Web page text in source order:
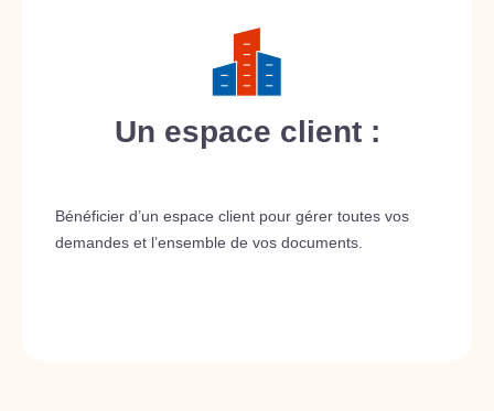
Un espace client :
Bénéficier d’un espace client pour gérer toutes vos
demandes et l’ensemble de vos documents.